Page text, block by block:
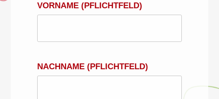
VORNAME (PFLICHTFELD)
NACHNAME (PFLICHTFELD)